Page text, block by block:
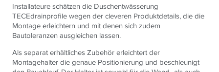
Installateure schätzen die Duschentwässerung
TECEdrainprofile wegen der cleveren Produktdetails, die die
Montage erleichtern und mit denen sich zudem
Bautoleranzen ausgleichen lassen.
Als separat erhältliches Zubehör erleichtert der
Montagehalter die genaue Positionierung und beschleunigt